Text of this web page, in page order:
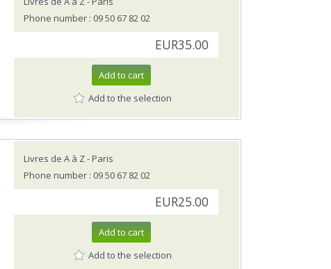
Phone number : 09 50 67 82 02
EUR35.00
Add to cart
Add to the selection
Livres de A à Z- Paris
Phone number : 09 50 67 82 02
EUR25.00
Add to cart
Add to the selection